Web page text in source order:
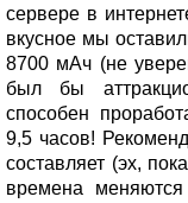
сервере в
вкусное мы
8700 мАч (не
был бы
способен
9,5 часов!
составляет (эх,
времена меняются